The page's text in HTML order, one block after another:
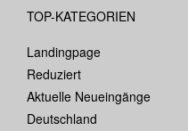
TOP-KATEGORIEN
Landingpage
Reduziert
Aktuelle Neueingänge
Deutschland